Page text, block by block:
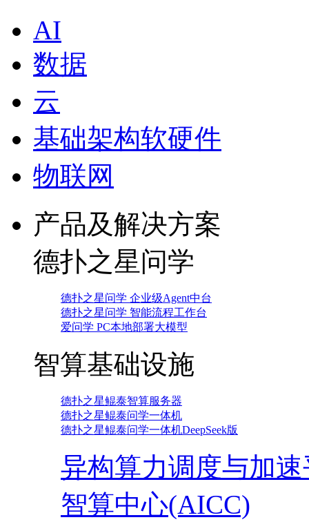
AI
数据
云
基础架构软硬件
物联网
产品及解决方案
德扑之星问学
德扑之星问学 企业级Agent中台
德扑之星问学 智能流程工作台
爱问学 PC本地部署大模型
智算基础设施
德扑之星鲲泰智算服务器
德扑之星鲲泰问学一体机
德扑之星鲲泰问学一体机DeepSeek版
异构算力调度与加
智算中心(AICC)